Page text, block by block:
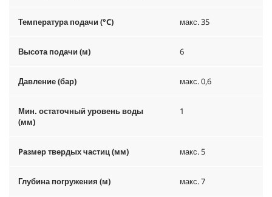
Температура подачи (°C) макс. 35
Высота подачи (м) 6
Давление (бар) макс. 0,6
Мин. остаточный уровень воды
(мм)
1
Pазмер твердых частиц (мм) макс. 5
Глубина погружения (м) макс. 7